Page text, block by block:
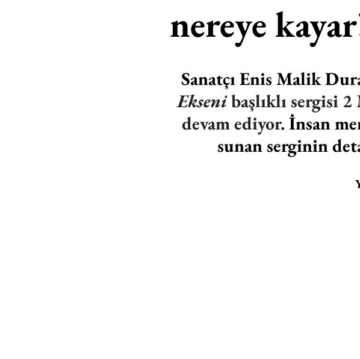
AK-SAYANLAR #GEÇMİŞTEBUGÜN XXY
AKS-ENDAZ TUHAF AÇI SINIRSIZ
nereye
Sanatçı Enis Malik
Ekseni başlıklı sergisi
devam ediyor. İnsan
sunan serginin